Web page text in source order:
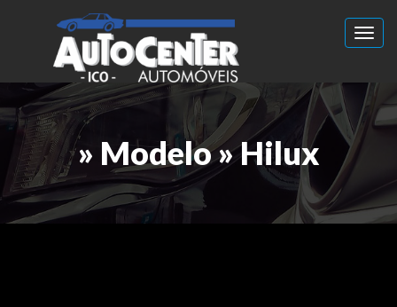
» Modelo » Hilux